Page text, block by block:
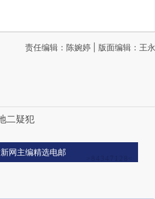
责任编辑：陈婉婷 | 版面编辑：王永
二疑犯
网主编精选电邮